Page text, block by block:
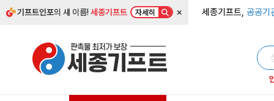
기프트인포의 새 이름!세종기프트 자세히 × 세종기프트, 공공기